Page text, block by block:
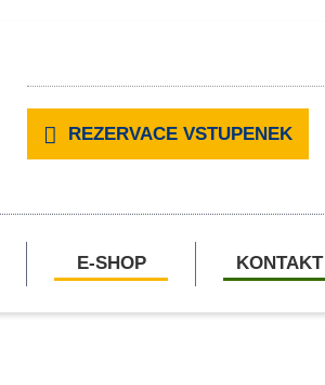
REZERVACE VSTUPENEK
E-SHOP KONTAKT